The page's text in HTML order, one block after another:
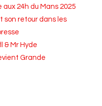
24h du Mans 2025
son retour dans les
& Mr Hyde
Grande